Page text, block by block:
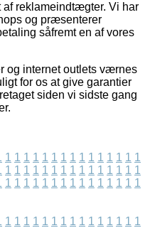
af reklameindtægter. Vi har
og præsenterer
såfremt en af vores
og internet outlets værnes
for os at give garantier
siden vi sidste gang
1 1 1 1 1 1 1 1 1 1 1 1 1 1 1
1 1 1 1 1 1 1 1 1 1 1 1 1 1 1
1 1 1 1 1 1 1 1 1 1 1 1 1 1 1
1 1 1 1 1 1 1 1 1 1 1 1 1 1 1